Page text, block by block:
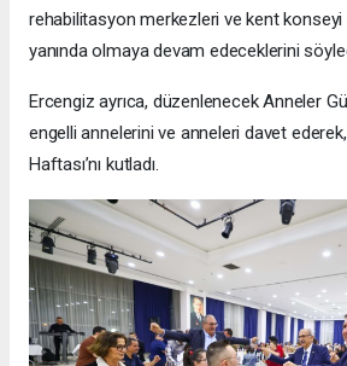
rehabilitasyon merkezleri ve kent konseyi
yanında olmaya devam edeceklerini
Ercengiz ayrıca, düzenlenecek Anneler
engelli annelerini ve anneleri davet ederek,
Haftası’nı kutladı.